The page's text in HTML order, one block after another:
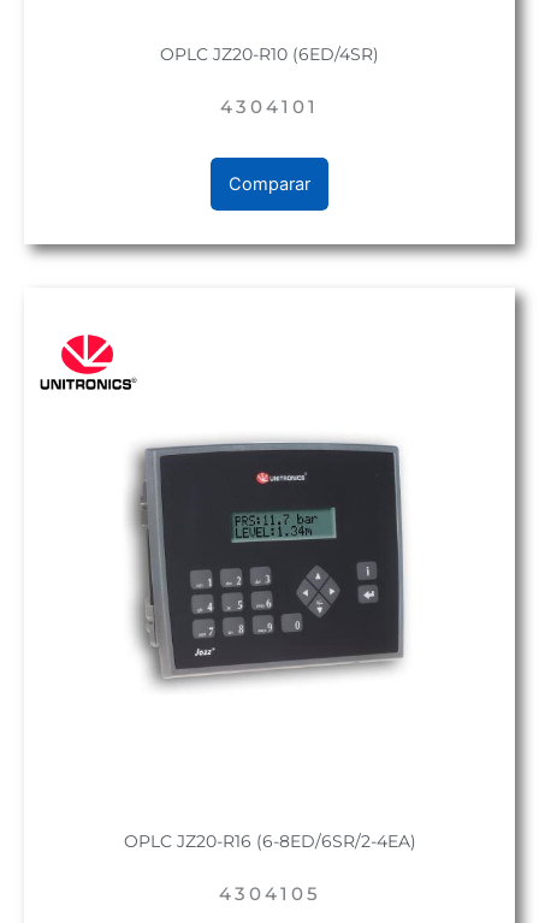
OPLC JZ20-R10 (6ED/4SR)
4304101
Comparar
OPLC JZ20-R16 (6-8ED/6SR/2-4EA)
4304105